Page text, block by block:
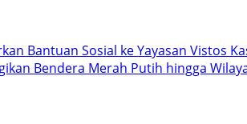
Bantuan Sosial ke Yayasan Vistos
Bendera Merah Putih hingga